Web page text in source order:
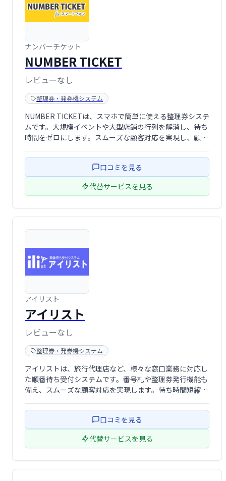
ナンバーチケット
NUMBER TICKET
レビューなし
整理券・発券機システム
NUMBER TICKETは、スマホで簡単に使える整理券システ
ムです。大規模イベントや大型店舗の行列を解消し、待ち
時間をゼロにします。スムーズな顧客対応を実現し、顧客
使いいただけます。
口コミを見る
代替サービスを見る
アイリスト
アイリスト
レビューなし
整理券・発券機システム
アイリストは、旅行代理店など、様々な窓口業務に対応し
た順番待ち受付システムです。番号札や整理券発行機能も
備え、スムーズな顧客対応を実現します。待ち時間短縮に
口コミを見る
代替サービスを見る